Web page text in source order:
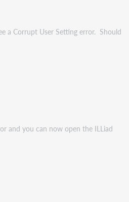
a Corrupt User Setting error. Should
and you can now open the ILLiad